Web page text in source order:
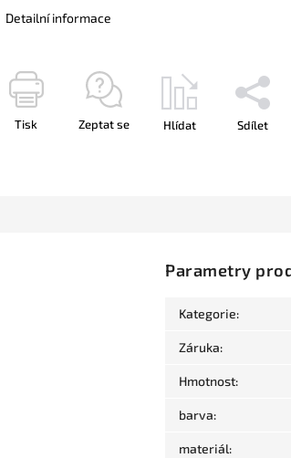
Detailní informace
Tisk Zeptat se Hlídat Sdílet
Parametry
Kategorie:
Záruka:
Hmotnost:
barva:
materiál: